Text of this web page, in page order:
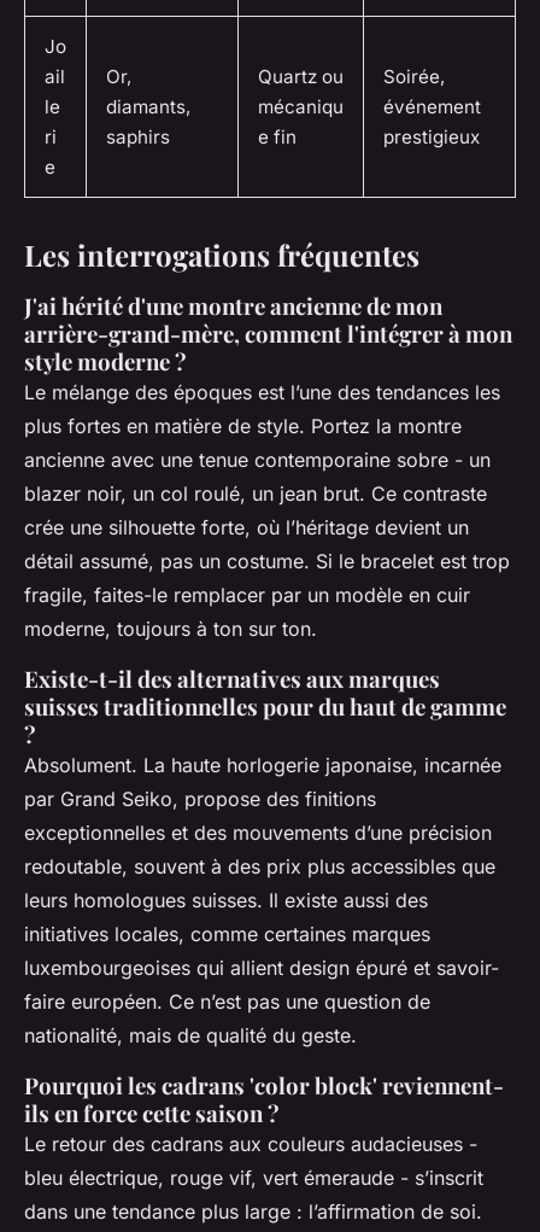
Jo
ail
le
ri
e
Or,
diamants,
saphirs
Quartz ou
mécaniqu
e fin
Soirée,
événement
prestigieux
Les interrogations fréquentes
J'ai hérité d'une montre ancienne de mon
arrière-grand-mère, comment l'intégrer à mon
style moderne ?
Le mélange des époques est l’une des tendances les
plus fortes en matière de style. Portez la montre
ancienne avec une tenue contemporaine sobre - un
blazer noir, un col roulé, un jean brut. Ce contraste
crée une silhouette forte, où l’héritage devient un
détail assumé, pas un costume. Si le bracelet est trop
fragile, faites-le remplacer par un modèle en cuir
moderne, toujours à ton sur ton.
Existe-t-il des alternatives aux marques
suisses traditionnelles pour du haut de gamme
?
Absolument. La haute horlogerie japonaise, incarnée
par Grand Seiko, propose des finitions
exceptionnelles et des mouvements d’une précision
redoutable, souvent à des prix plus accessibles que
leurs homologues suisses. Il existe aussi des
initiatives locales, comme certaines marques
luxembourgeoises qui allient design épuré et savoir-
faire européen. Ce n’est pas une question de
nationalité, mais de qualité du geste.
Pourquoi les cadrans 'color block' reviennent-
ils en force cette saison ?
Le retour des cadrans aux couleurs audacieuses -
bleu électrique, rouge vif, vert émeraude - s’inscrit
dans une tendance plus large : l’affirmation de soi.